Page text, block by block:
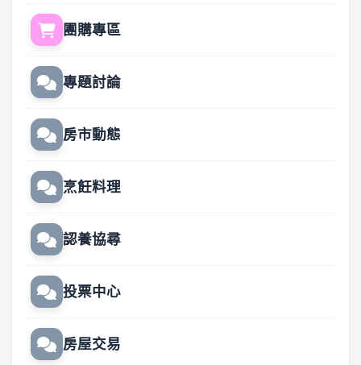
團購專區
專題討論
房市動態
烹飪料理
認養協尋
投票中心
房屋交易